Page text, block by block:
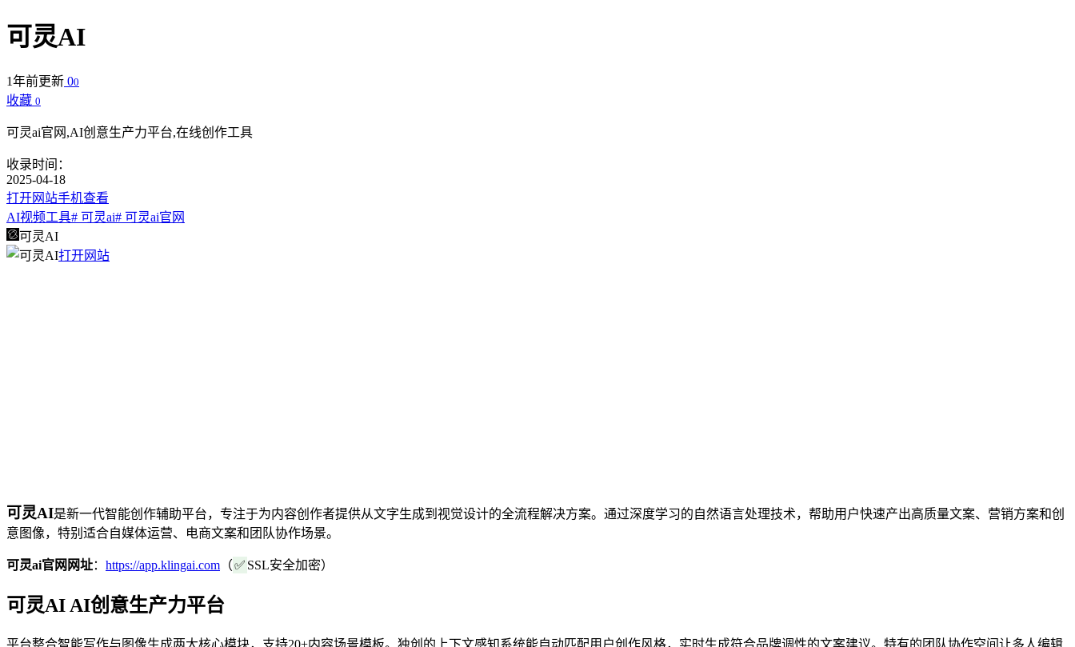
可灵AI
1年前更新 00
收藏 0
可灵ai官网,AI创意生产力平台,在线创作工具
收录时间：
2025-04-18
打开网站手机查看
AI视频工具# 可灵ai# 可灵ai官网
可灵AI
打开网站
可灵AI是新一代智能创作辅助平台，专注于为内容创作者提供从文字生成到视觉设计的全流程解决方案。通过深度学习的自然语言处理技术，帮助用户快速产出高质量文案、营销方案和创
意图像，特别适合自媒体运营、电商文案和团队协作场景。
可灵ai官网网址： https://app.klingai.com （✅ SSL安全加密）
可灵AI AI创意生产力平台
平台整合智能写作与图像生成两大核心模块，支持20+内容场景模板。独创的上下文感知系统能自动匹配用户创作风格，实时生成符合品牌调性的文案建议。特有的团队协作空间让多人编辑